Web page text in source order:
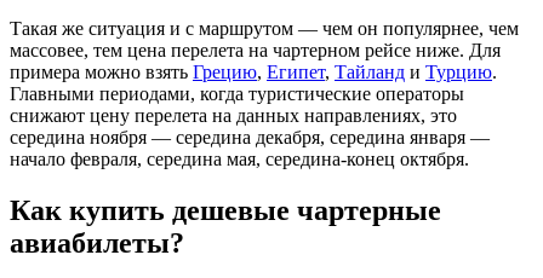
Такая же ситуация и с маршрутом — чем он популярнее, чем
массовее, тем цена перелета на чартерном рейсе ниже. Для
примера можно взять Грецию, Египет, Тайланд и Турцию.
Главными периодами, когда туристические операторы
снижают цену перелета на данных направлениях, это
середина ноября — середина декабря, середина января —
начало февраля, середина мая, середина-конец октября.
Как купить дешевые чартерные
авиабилеты?